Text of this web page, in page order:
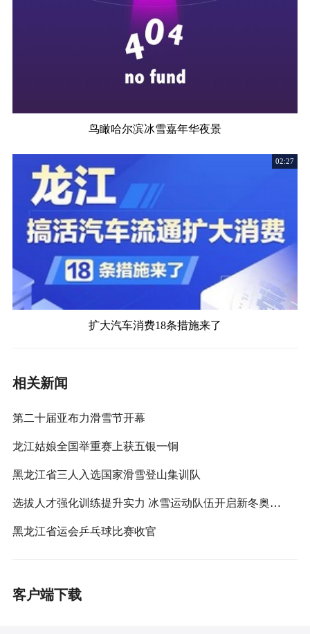
鸟瞰哈尔滨冰雪嘉年华夜景
扩大汽车消费18条措施来了
02:27
相关新闻
第二十届亚布力滑雪节开幕
龙江姑娘全国举重赛上获五银一铜
黑龙江省三人入选国家滑雪登山集训队
选拔人才强化训练提升实力 冰雪运动队伍开启新冬奥周期备战
黑龙江省运会乒乓球比赛收官
客户端下载